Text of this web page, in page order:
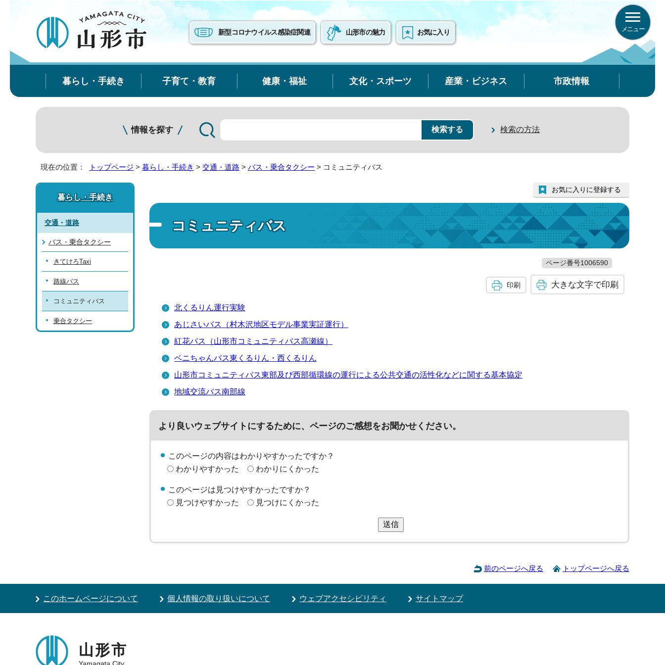
新型コロナウイルス感染症関連 山形市の魅力 お気に入り メニュー
暮らし・手続き 子育て・教育 健康・福祉 文化・スポーツ 産業・ビジネス 市政情報
情報を探す 検索の方法
現在の位置： トップページ > 暮らし・手続き > 交通・道路 > バス・乗合タクシー > コミュニティバス
コミュニティバス
お気に入りに登録する
ページ番号1006590
印刷 大きな文字で印刷
北くるりん運行実験
あじさいバス（村木沢地区モデル事業実証運行）
紅花バス（山形市コミュニティバス高瀬線）
ベニちゃんバス東くるりん・西くるりん
山形市コミュニティバス東部及び西部循環線の運行による公共交通の活性化などに関する基本協定
地域交流バス南部線
より良いウェブサイトにするために、ページのご感想をお聞かせください。
このページの内容はわかりやすかったですか？
わかりやすかった
わかりにくかった
このページは見つけやすかったですか？
見つけやすかった
見つけにくかった
送信
暮らし・手続き
交通・道路
バス・乗合タクシー
きてけろTaxi
路線バス
コミュニティバス
乗合タクシー
前のページへ戻る トップページへ戻る
このホームページについて 個人情報の取り扱いについて ウェブアクセシビリティ サイトマップ
山形市